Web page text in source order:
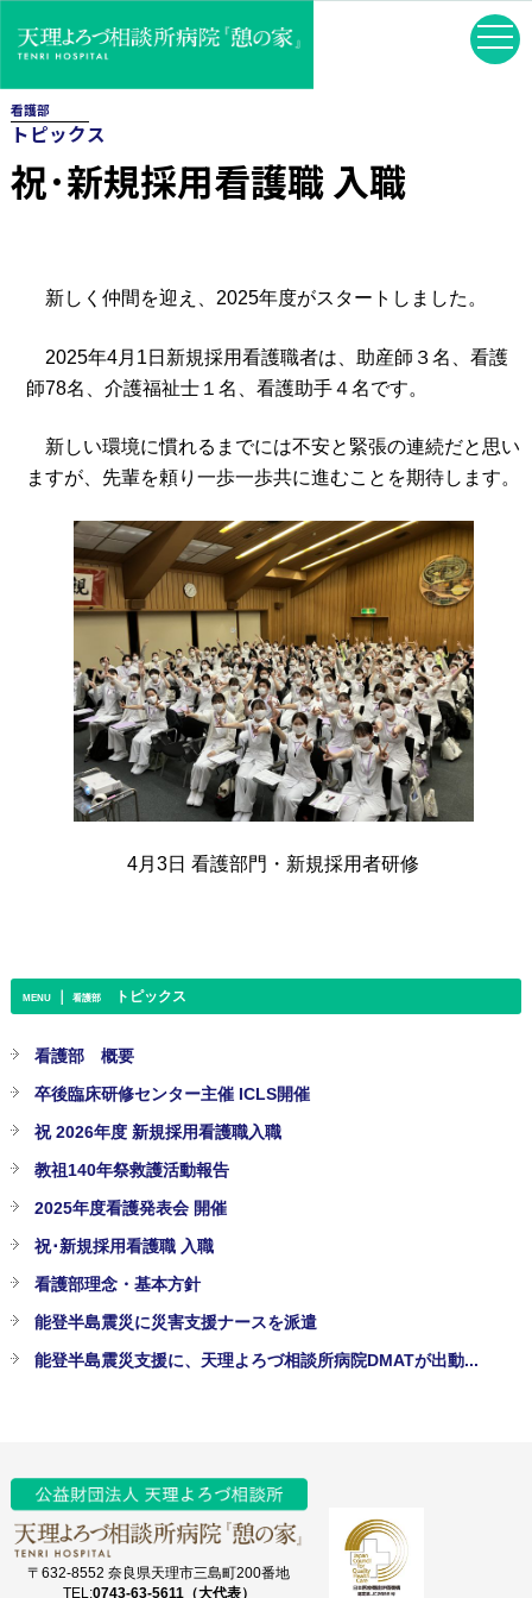
看護部
トピックス
祝･新規採用看護職 入職
新しく仲間を迎え、2025年度がスタートしました。
2025年4月1日新規採用看護職者は、助産師３名、看護
師78名、介護福祉士１名、看護助手４名です。
新しい環境に慣れるまでには不安と緊張の連続だと思い
ますが、先輩を頼り一歩一歩共に進むことを期待します。
4月3日 看護部門・新規採用者研修
MENU｜ 看護部トピックス
看護部 概要
卒後臨床研修センター主催 ICLS開催
祝 2026年度 新規採用看護職入職
教祖140年祭救護活動報告
2025年度看護発表会 開催
祝･新規採用看護職 入職
看護部理念・基本方針
能登半島震災に災害支援ナースを派遣
能登半島震災支援に、天理よろづ相談所病院DMATが出動...
〒632-8552 奈良県天理市三島町200番地
TEL:0743-63-5611（大代表）